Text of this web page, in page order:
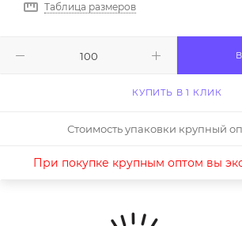
Таблица размеров
КУПИТЬ В 1 КЛИК
Стоимость упаковки крупный
При покупке крупным оптом вы